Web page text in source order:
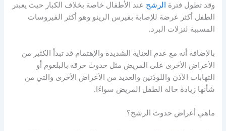
وقد تطول فترة الرشح عند الأطفال خاصة بخلاف الكبار حيث يعبتر
الطفل أكثر عرضة للإصابة بفيرس الرينو وهو أكثر الفيروسات
المسببة لنزلات البرد.
بالإضافة أنه مع عدم العناية الشديدة والإهتمام قد تبدأ الكثير من
الأعراض الأخرى على المريض مثل حدوث حرقة بالبلعوم أو
التهابات الأذن واللوذتين والعديد من الأعراض الأخرى والتي من
شأنها زيادة حالة الطفل المريض سواءًا.
ماهي أعراض حدوث الرشح؟